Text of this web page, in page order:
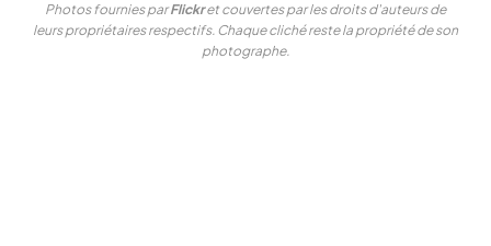
Photos fournies parFlickret couvertes par les droits d'auteurs de
leurs propriétaires respectifs. Chaque cliché reste la propriété de son
photographe.